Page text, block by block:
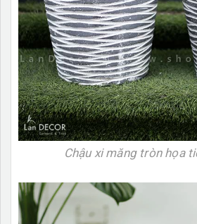
Chậu xi măng tròn họa